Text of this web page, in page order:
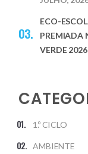
ECO-
PREMIADA
VERDE
1.º CICLO
AMBIENTE